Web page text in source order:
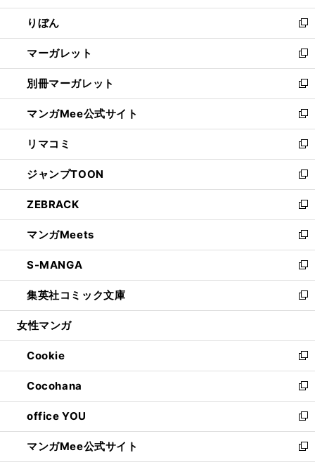
開
く
ウ
で
開
く
ン
ド
ウ
で
開
く
ウ
ィ
ン
ド
ウ
で
開
く
りぼん
新
し
い
ウ
ィ
ン
ド
ウ
で
開
く
マーガレット
新
し
い
ウ
ィ
ン
ド
ウ
で
開
く
別冊マーガレット
新
し
い
ウ
ィ
ン
ド
ウ
で
開
く
マンガMee公式サイト
新
し
い
ウ
ィ
ン
ド
ウ
で
開
く
リマコミ
新
し
い
ウ
ィ
ン
ド
ウ
で
開
く
ジャンプTOON
新
し
い
ウ
ィ
ン
ド
ウ
で
開
ZEBRACK
新
し
い
ウ
ィ
ン
ド
ウ
開
く
マンガMeets
新
し
い
ウ
ィ
ン
ウ
で
開
く
S-MANGA
新
し
い
ウ
ン
ド
ウ
で
開
く
集英社コミック文庫
新
し
ウ
ィ
ン
ド
ウ
で
開
く
女性マンガ
Cookie
新
し
い
ウ
ィ
ン
ド
ウ
Cocohana
新
し
い
ウ
ィ
ン
office YOU
新
し
い
ウ
マンガMee公式サイト
新
し